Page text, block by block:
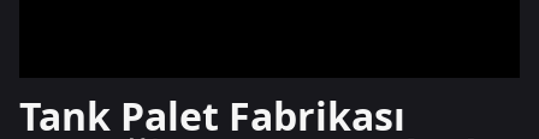
Tank Palet Fabrikası